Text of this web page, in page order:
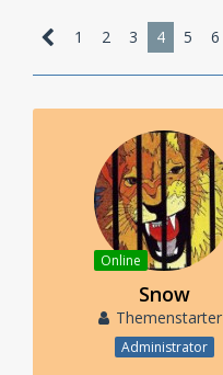
1 2 3 4 5 6
Online
Snow
Themenstarter
Administrator